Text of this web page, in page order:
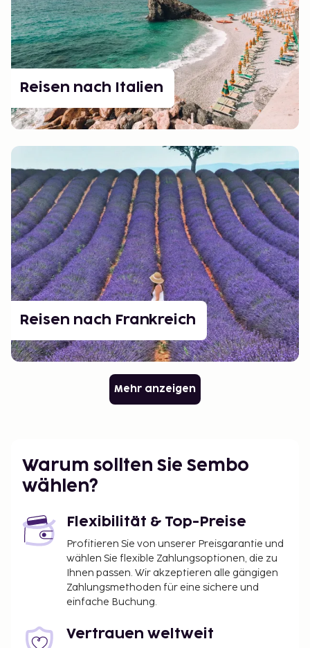
Reisen nach Italien
Reisen nach Frankreich
Mehr anzeigen
Warum sollten Sie Sembo
wählen?
Flexibilität & Top-Preise
Profitieren Sie von unserer Preisgarantie und
wählen Sie flexible Zahlungsoptionen, die zu
Ihnen passen. Wir akzeptieren alle gängigen
Zahlungsmethoden für eine sichere und
einfache Buchung.
Vertrauen weltweit